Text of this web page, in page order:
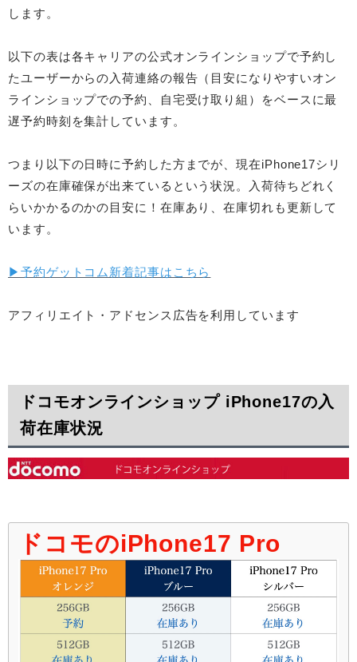
します。
以下の表は各キャリアの公式オンラインショップで予約し
たユーザーからの入荷連絡の報告（目安になりやすいオン
ラインショップでの予約、自宅受け取り組）をベースに最
遅予約時刻を集計しています。
つまり以下の日時に予約した方までが、現在iPhone17シリ
ーズの在庫確保が出来ているという状況。入荷待ちどれく
らいかかるのかの目安に！在庫あり、在庫切れも更新して
います。
▶︎予約ゲットコム新着記事はこちら
アフィリエイト・アドセンス広告を利用しています
ドコモオンラインショップ iPhone17の入
荷在庫状況
ドコモのiPhone17 Pro